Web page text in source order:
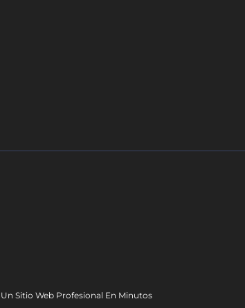
Sitio Web Profesional En Minutos